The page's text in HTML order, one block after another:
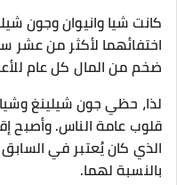
كانت شيا وانيوان وجون
اختفائهما لأكثر من عشر
ضخم من المال كل عام
لذا، حظي جون شيلينغ
قلوب عامة الناس. وأصبح
الذي كان يُعتبر في السابق
بالنسبة لهما.